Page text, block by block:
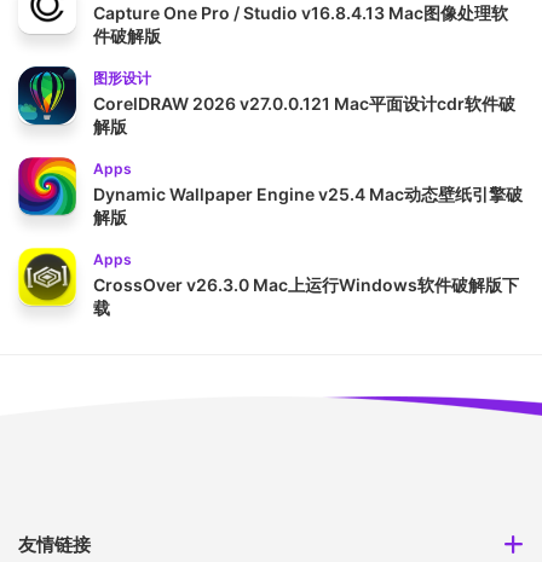
Capture One Pro / Studio v16.8.4.13 Mac图像处理软
件破解版
图形设计
CorelDRAW 2026 v27.0.0.121 Mac平面设计cdr软件破
解版
Apps
Dynamic Wallpaper Engine v25.4 Mac动态壁纸引擎破
解版
Apps
CrossOver v26.3.0 Mac上运行Windows软件破解版下
载
友情链接